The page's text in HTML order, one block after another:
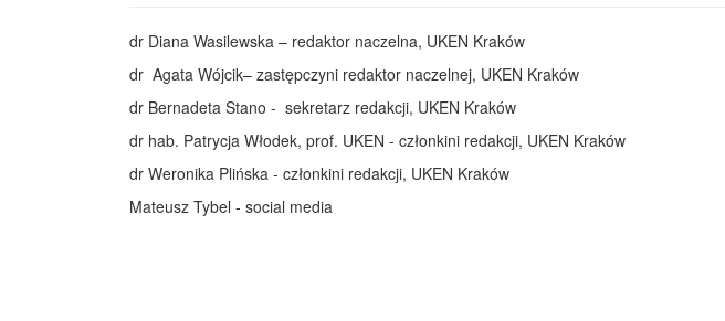
dr Diana Wasilewska – redaktor naczelna, UKEN Kraków
dr Agata Wójcik– zastępczyni redaktor naczelnej, UKEN Kraków
dr Bernadeta Stano - sekretarz redakcji, UKEN Kraków
dr hab. Patrycja Włodek, prof. UKEN - członkini redakcji, UKEN Kraków
dr Weronika Plińska - członkini redakcji, UKEN Kraków
Mateusz Tybel - social media